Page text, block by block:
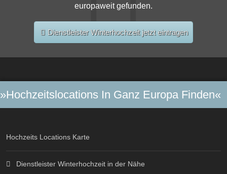
europaweit gefunden.
Dienstleister Winterhochzeit jetzt eintragen
»Hochzeitslocations In Ganz Europa Finden«
Hochzeits Locations Karte
Dienstleister Winterhochzeit in der Nähe